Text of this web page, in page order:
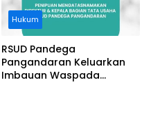
Hukum
RSUD Pandega
Pangandaran Keluarkan
Imbauan Waspada